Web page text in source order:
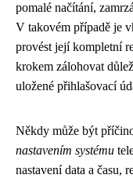
pomalé načítání,
V takovém případě je
provést její kompletní
krokem zálohovat
uložené přihlašovací
Někdy může být
nastavením systému
nastavení data a času,